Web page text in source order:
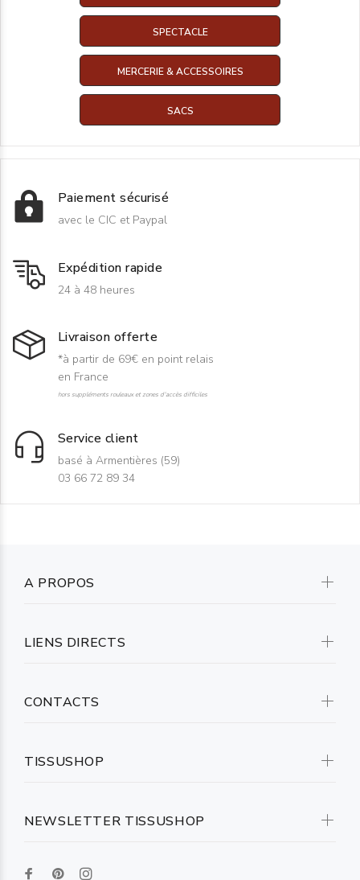
SPECTACLE
MERCERIE & ACCESSOIRES
SACS
Paiement sécurisé
avec le CIC et Paypal
Expédition rapide
24 à 48 heures
Livraison offerte
*à partir de 69€ en point relais
en France
hors suppléments rouleaux et zones d'accès difficiles
Service client
basé à Armentières (59)
03 66 72 89 34
NEWSLETTER TISSUSHOP
A PROPOS
LIENS DIRECTS
CONTACTS
TISSUSHOP